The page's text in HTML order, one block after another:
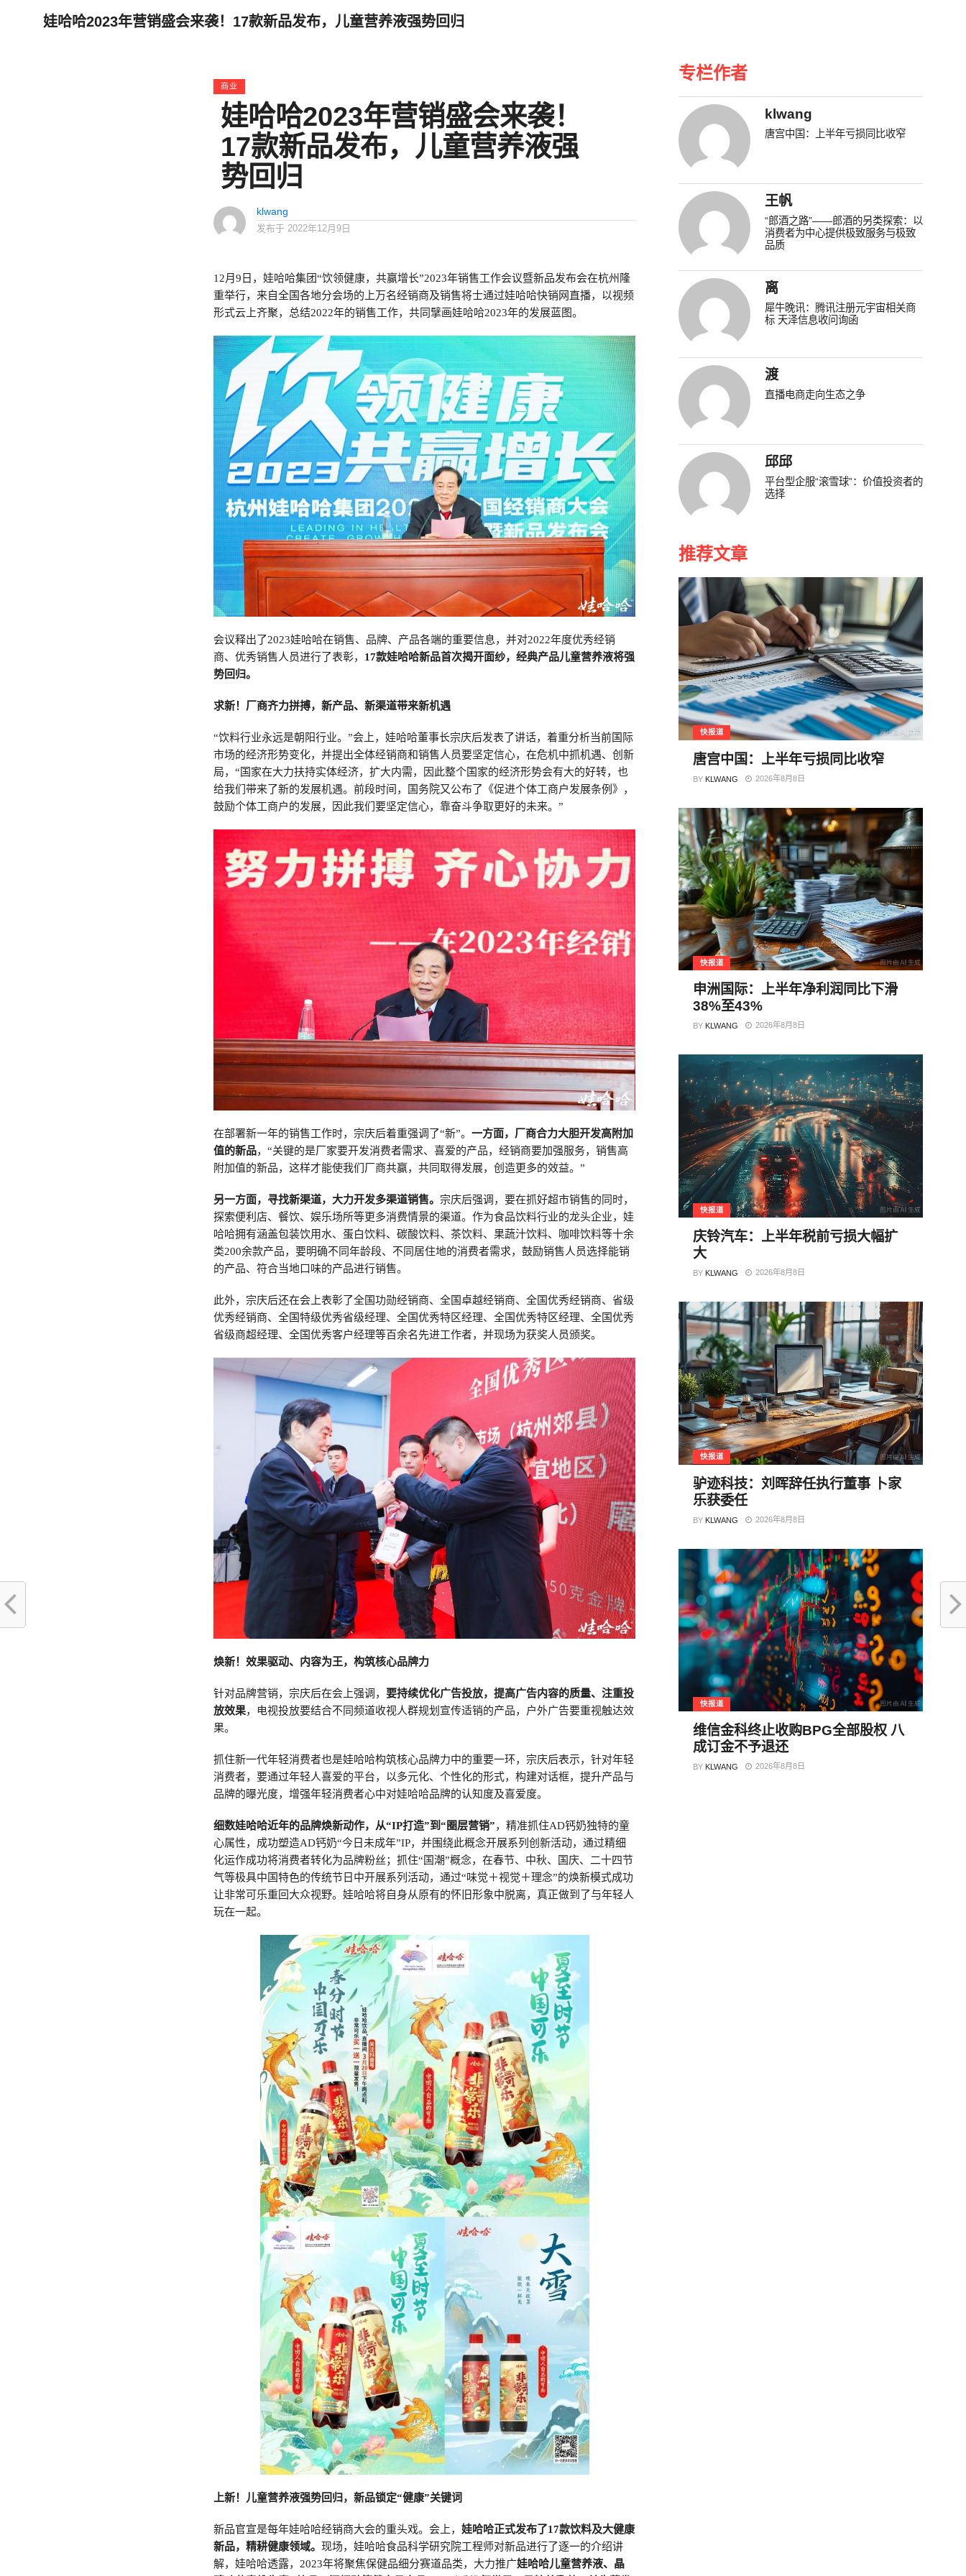
娃哈哈2023年营销盛会来袭！17款新品发布，儿童营养液强势回归
商业
娃哈哈2023年营销盛会来袭！
17款新品发布，儿童营养液强
势回归
klwang
发布于 2022年12月9日
12月9日，娃哈哈集团“饮领健康，共赢增长”2023年销售工作会议暨新品发布会在杭州隆
重举行，来自全国各地分会场的上万名经销商及销售将士通过娃哈哈快销网直播，以视频
形式云上齐聚，总结2022年的销售工作，共同擘画娃哈哈2023年的发展蓝图。
会议释出了2023娃哈哈在销售、品牌、产品各端的重要信息，并对2022年度优秀经销
商、优秀销售人员进行了表彰， 17款娃哈哈新品首次揭开面纱，经典产品儿童营养液将强
势回归。
求新！厂商齐力拼搏，新产品、新渠道带来新机遇
“饮料行业永远是朝阳行业。”会上，娃哈哈董事长宗庆后发表了讲话，着重分析当前国际
市场的经济形势变化，并提出全体经销商和销售人员要坚定信心，在危机中抓机遇、创新
局，“国家在大力扶持实体经济，扩大内需，因此整个国家的经济形势会有大的好转，也
给我们带来了新的发展机遇。前段时间，国务院又公布了《促进个体工商户发展条例》，
鼓励个体工商户的发展，因此我们要坚定信心，靠奋斗争取更好的未来。”
在部署新一年的销售工作时，宗庆后着重强调了“新”。一方面，厂商合力大胆开发高附加
值的新品，“关键的是厂家要开发消费者需求、喜爱的产品，经销商要加强服务，销售高
附加值的新品，这样才能使我们厂商共赢，共同取得发展，创造更多的效益。”
另一方面，寻找新渠道，大力开发多渠道销售。 宗庆后强调，要在抓好超市销售的同时，
探索便利店、餐饮、娱乐场所等更多消费情景的渠道。作为食品饮料行业的龙头企业，娃
哈哈拥有涵盖包装饮用水、蛋白饮料、碳酸饮料、茶饮料、果蔬汁饮料、咖啡饮料等十余
类200余款产品，要明确不同年龄段、不同居住地的消费者需求，鼓励销售人员选择能销
的产品、符合当地口味的产品进行销售。
此外，宗庆后还在会上表彰了全国功勋经销商、全国卓越经销商、全国优秀经销商、省级
优秀经销商、全国特级优秀省级经理、全国优秀特区经理、全国优秀特区经理、全国优秀
省级商超经理、全国优秀客户经理等百余名先进工作者，并现场为获奖人员颁奖。
焕新！效果驱动、内容为王，构筑核心品牌力
针对品牌营销，宗庆后在会上强调，要持续优化广告投放，提高广告内容的质量、注重投
放效果，电视投放要结合不同频道收视人群规划宣传适销的产品，户外广告要重视触达效
果。
抓住新一代年轻消费者也是娃哈哈构筑核心品牌力中的重要一环，宗庆后表示，针对年轻
消费者，要通过年轻人喜爱的平台，以多元化、个性化的形式，构建对话框，提升产品与
品牌的曝光度，增强年轻消费者心中对娃哈哈品牌的认知度及喜爱度。
细数娃哈哈近年的品牌焕新动作，从“IP打造”到“圈层营销”，精准抓住AD钙奶独特的童
心属性，成功塑造AD钙奶“今日未成年”IP，并围绕此概念开展系列创新活动，通过精细
化运作成功将消费者转化为品牌粉丝；抓住“国潮”概念，在春节、中秋、国庆、二十四节
气等极具中国特色的传统节日中开展系列活动，通过“味觉＋视觉＋理念”的焕新模式成功
让非常可乐重回大众视野。娃哈哈将自身从原有的怀旧形象中脱离，真正做到了与年轻人
玩在一起。
上新！儿童营养液强势回归，新品锁定“健康”关键词
新品官宣是每年娃哈哈经销商大会的重头戏。会上，娃哈哈正式发布了17款饮料及大健康
新品，精耕健康领域。现场，娃哈哈食品科学研究院工程师对新品进行了逐一的介绍讲
解，娃哈哈透露，2023年将聚焦保健品细分赛道品类，大力推广娃哈哈儿童营养液、晶
专栏作者
klwang
唐宫中国：上半年亏损同比收窄
王帆
“郎酒之路”——郎酒的另类探索：以
消费者为中心提供极致服务与极致
品质
离
犀牛晚讯：腾讯注册元宇宙相关商
标 天泽信息收问询函
渡
直播电商走向生态之争
邱邱
平台型企服“滚雪球”：价值投资者的
选择
推荐文章
快报道
唐宫中国：上半年亏损同比收窄
BY KLWANG 2026年8月8日
快报道
申洲国际：上半年净利润同比下滑
38%至43%
BY KLWANG 2026年8月8日
快报道
庆铃汽车：上半年税前亏损大幅扩
大
BY KLWANG 2026年8月8日
快报道
驴迹科技：刘晖辞任执行董事 卜家
乐获委任
BY KLWANG 2026年8月8日
快报道
维信金科终止收购BPG全部股权 八
成订金不予退还
BY KLWANG 2026年8月8日